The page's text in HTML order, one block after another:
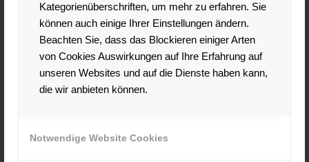
Kategorienüberschriften, um mehr zu erfahren. Sie
können auch einige Ihrer Einstellungen ändern.
Beachten Sie, dass das Blockieren einiger Arten
von Cookies Auswirkungen auf Ihre Erfahrung auf
unseren Websites und auf die Dienste haben kann,
die wir anbieten können.
Notwendige Website Cookies
Gesprächsaufhänger benutzt. Das ist auch für Sie von
Vorteil, weil Sie das Gespräch damit auf einer lockeren
Ebene und in einem Bereich beginnen, in dem Sie sich
besonders gut auskennen und entsprechend sicher
fühlen. Auch wenn Ihr Hobby zeigt, dass Sie bestimmte
Stärken haben, macht es Sinn die Freizeitbeschäftigung
Führungskompetenz zeigen. Hier müssen Sie jedoch